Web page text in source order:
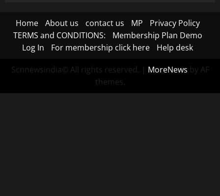
Home About us contact us MP
Privacy Policy
TERMS and CONDITIONS:
Membership Plan Demo
Log In
For membership click here Help desk
Scnnewsindia© All rights reserved. | MoreNews by AF
themes.